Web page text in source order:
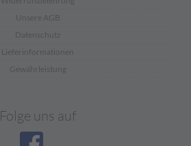
Unsere AGB
Datenschutz
Lieferinformationen
Gewährleistung
Folge uns auf